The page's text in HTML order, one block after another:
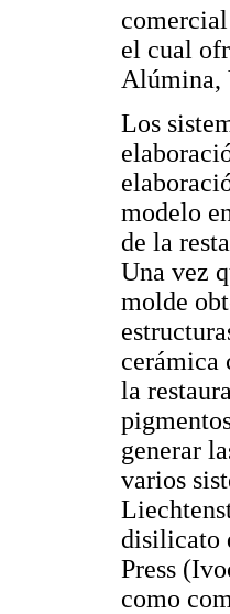
el cual
Alúmina,
Los
modelo
de la
Una vez
molde
cerámica
la
generar
varios
disilicato
Press
como